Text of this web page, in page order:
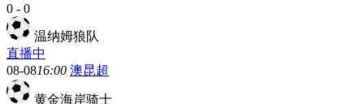
0 - 0
温纳姆狼队
直播中
08-0816:00 澳昆超
黄金海岸骑士